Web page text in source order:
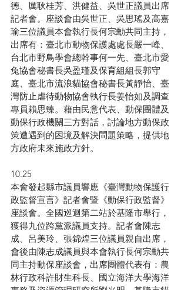
德、厲耿桂芳、洪健益、吳世正議員出席
記者會。座談會由吳世正、吳思瑤及高嘉
瑜三位議員本會執行長何宗勳共同主持，
出席有：臺北市動物保護處處長嚴一峰、
台北市野鳥學會總幹事何一先、臺北市愛
兔協會秘書長吳盈瑾及保育組組長郭守
庭、臺北市流浪貓協會秘書長黃靜怡、臺
灣防止虐待動物協會執行長姜怡如及調查
專員賴思臻。藉由民意代表、動保團體及
動保行政機關三方對話，討論地方動保政
策遭遇到的困境及解決問題策略，提供地
方政府未來施政方針。
10.25
本會發起縣市議員響應《臺灣動物保護行
政監督宣言》記者會暨《動保行政監督》
座談會。全國巡迴第二站於基隆市舉行，
獲得九位跨黨派議員支持。記者會陳志
成、呂美玲、張錦煌三位議員親自出席，
會後由陳志成議員與本會執行長何宗勳共
同主持動保座談會，出席團體代表有：農
林行政科許財生科長、國立海洋大學海洋